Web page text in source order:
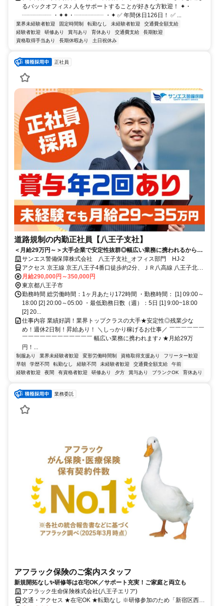
るバックオフィス♪ 人をサポートすることが好きな方歓迎！ ✦・
┈┈┈┈┈ ・✦✦・┈┈┈┈┈ ・✦ ✅ 年間休日126日！ ✅ ...
業界未経験者歓迎 固定時間制 転勤なし 未経験者歓迎
交通費全額支給
経験者歓迎
研修あり 賞与あり 育休あり 交通費支給
長期歓迎
資格取得手当あり
長期休暇あり 土日祝休み
正社員
道路規制の内勤正社員【八王子支社】
＜月給29万円～＞大手企業で安定性抜群◎幅広い業務に携われるから未
経験でも成長出来ます！
サンエス警備保障株式会社 八王子支社_オフィス部門 HJ-2
アクセス 京王線 京王八王子4番口徒歩約2分、ＪＲ八高線 八王子北口
徒歩約8分、ＪＲ八高線 八王子北口徒歩約8分 「京王八王子駅」から
徒歩2分 ★駅近で通勤ラクラク ★交通費全額支給
月給290,000円～350,000円
東京都八王子市
勤務時間 総労働時間：1ヶ月あたり172時間 ・勤務時間： [1] 09:00～
18:00 [2] 20:00～05:00 ・最低勤務日数（週）：5日 [1] 9:00~18:00
[2] 20...
仕事内容 業績好調！業界トップクラスの大手★安定性◎残業少な
め！週休2日制！昇給あり！ ＼しっかり稼げるお仕事／ ￣￣￣￣￣￣
￣￣￣￣￣￣￣￣￣￣￣￣ 幅広い業務に携われます♪ ★月給29万
円！...
制服あり 業界未経験者歓迎 変形労働時間制 資格取得支援あり
フリーター歓迎
早朝
学歴不問 転勤なし 経験不問 未経験者歓迎 交通費全額支給
午前
経験者歓迎
夜間 有資格者歓迎 研修あり 夕方 賞与あり ブランクOK 育休あり
業務委託
アフラック保険のご案内スタッフ
新規開拓なし✨研修等は在宅OK／サポート充実！ご家庭と両立も
アフラック生命保険株式会社(八王子エリア)
交通・アクセス ★在宅OK ★転勤なし ※研修参加のため「新宿区西新